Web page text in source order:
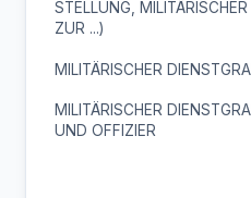
STELLUNG,
ZUR ...)
MILITÄRISCHER
MILITÄRISCHER
UND OFFIZIER